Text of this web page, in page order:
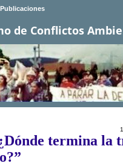
Publicaciones
de Conflictos
termina la